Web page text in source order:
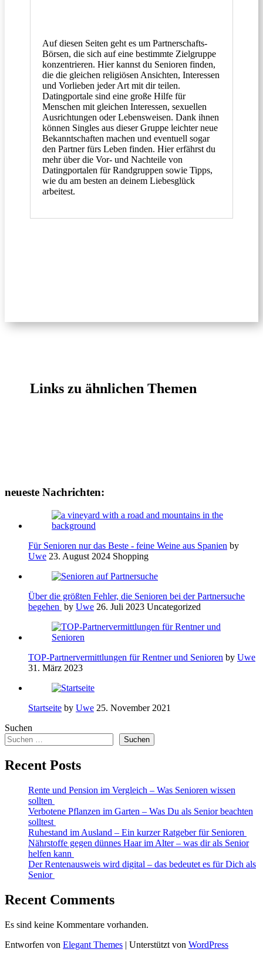
Auf diesen Seiten geht es um Partnerschafts-
Börsen, die sich auf eine bestimmte Zielgruppe
konzentrieren. Hier kannst du Senioren finden,
die die gleichen religiösen Ansichten, Interessen
und Vorlieben jeder Art mit dir teilen.
Datingportale sind eine große Hilfe für
Menschen mit gleichen Interessen, sexuellen
Ausrichtungen oder Lebensweisen. Dank ihnen
können Singles aus dieser Gruppe leichter neue
Bekanntschaften machen und eventuell sogar
den Partner fürs Leben finden. Hier erfährst du
mehr über die Vor- und Nachteile von
Datingportalen für Randgruppen sowie Tipps,
wie du am besten an deinem Liebesglück
arbeitest.
Links zu ähnlichen Themen
neueste Nachrichten:
Für Senioren nur das Beste - feine Weine aus Spanien by
Uwe 23. August 2024 Shopping
Über die größten Fehler, die Senioren bei der Partnersuche
begehen by Uwe 26. Juli 2023 Uncategorized
TOP-Partnervermittlungen für Rentner und Senioren by Uwe
31. März 2023
Startseite by Uwe 25. November 2021
Suchen
Suchen
Recent Posts
Rente und Pension im Vergleich – Was Senioren wissen
sollten
Verbotene Pflanzen im Garten – Was Du als Senior beachten
solltest
Ruhestand im Ausland – Ein kurzer Ratgeber für Senioren
Nährstoffe gegen dünnes Haar im Alter – was dir als Senior
helfen kann
Der Rentenausweis wird digital – das bedeutet es für Dich als
Senior
Recent Comments
Es sind keine Kommentare vorhanden.
Entworfen von Elegant Themes | Unterstützt von WordPress